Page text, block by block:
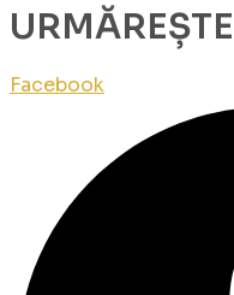
Facebook